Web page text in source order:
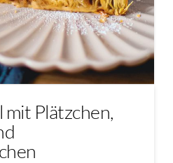
Plätzchen,